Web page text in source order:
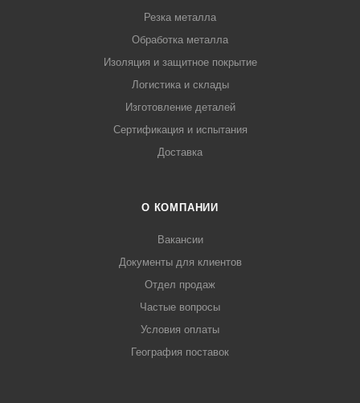
Резка металла
Обработка металла
Изоляция и защитное покрытие
Логистика и склады
Изготовление деталей
Сертификация и испытания
Доставка
О КОМПАНИИ
Вакансии
Документы для клиентов
Отдел продаж
Частые вопросы
Условия оплаты
География поставок